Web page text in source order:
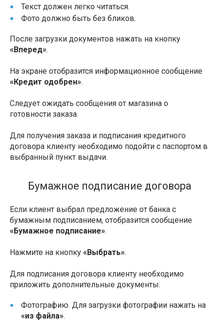
Текст должен легко читаться.
Фото должно быть без бликов.
После загрузки документов нажать на кнопку
«Вперед».
На экране отобразится информационное сообщение
«Кредит одобрен».
Следует ожидать сообщения от магазина о
готовности заказа.
Для получения заказа и подписания кредитного
договора клиенту необходимо подойти с паспортом в
выбранный пункт выдачи.
Бумажное подписание договора
Если клиент выбрал предложение от банка с
бумажным подписанием, отобразится сообщение
«Бумажное подписание».
Нажмите на кнопку «Выбрать».
Для подписания договора клиенту необходимо
приложить дополнительные документы:
Фотографию. Для загрузки фотографии нажать на
«из файла».